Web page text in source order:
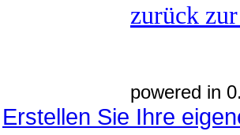
zurück
powered in
Erstellen Sie Ihre